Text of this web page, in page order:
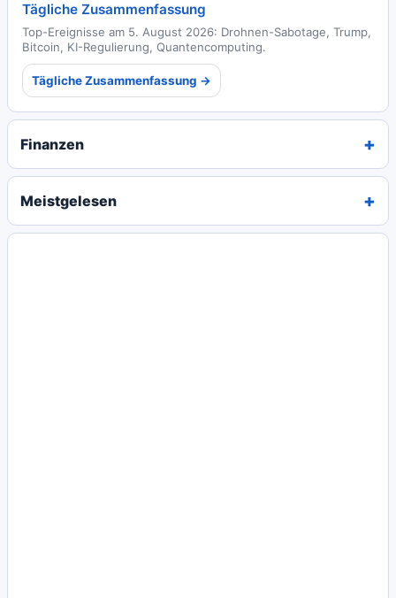
Tägliche Zusammenfassung
Top-Ereignisse am 5. August 2026: Drohnen-Sabotage, Trump,
Bitcoin, KI-Regulierung, Quantencomputing.
Tägliche Zusammenfassung →
Finanzen
Meistgelesen